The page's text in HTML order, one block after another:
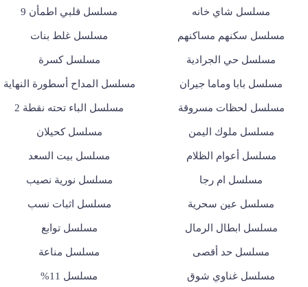
مسلسل شاي خانه مسلسل قلبي اطمأن 9
مسلسل سكنهم مساكنهم مسلسل غلط بنات
مسلسل حي الجرادية مسلسل كسرة
مسلسل بابا وماما جيران مسلسل المداح أسطورة النهاية
مسلسل لحظات مسروقة مسلسل الباء تحته نقطة 2
مسلسل ملوك اليمن مسلسل كحيلان
مسلسل أعوام الظلام مسلسل بيت السعد
مسلسل ام رجا مسلسل نورية نصيب
مسلسل عين سحرية مسلسل اثبات نسب
مسلسل ابطال الرمال مسلسل توابع
مسلسل حد أقصى مسلسل مناعة
مسلسل غناوي شوق مسلسل 11%